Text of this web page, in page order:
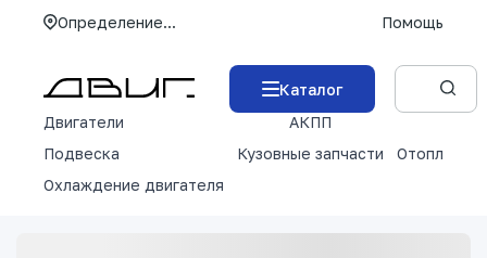
Определение... Помощь
Каталог
Двигатели
АКПП
Подвеска
Кузовные запчасти
Отопление
Охлаждение двигателя